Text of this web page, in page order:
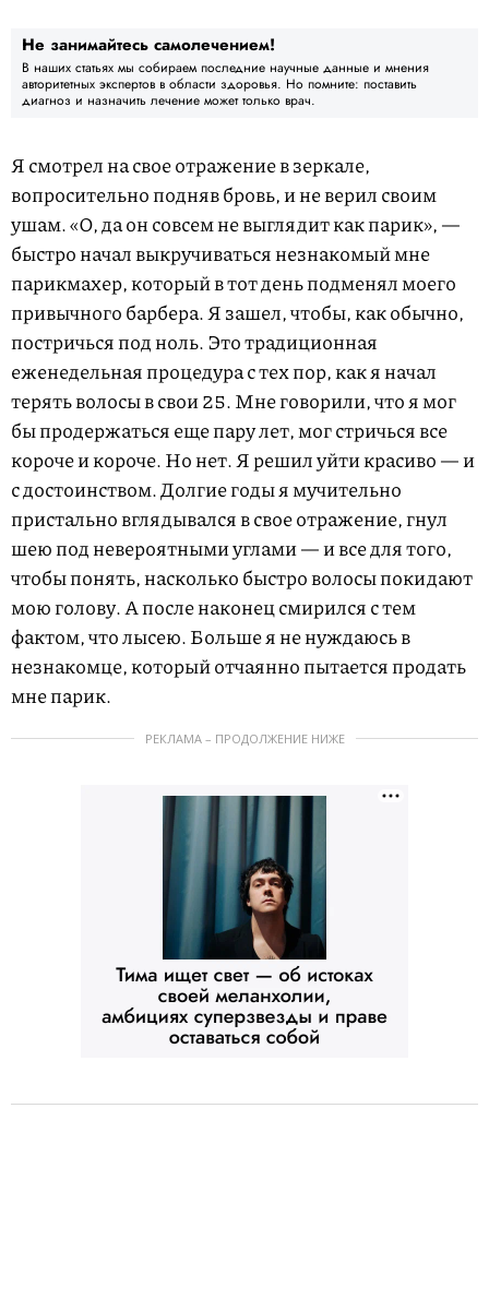
Не занимайтесь самолечением!
В наших статьях мы собираем последние научные данные и мнения
авторитетных экспертов в области здоровья. Но помните: поставить
диагноз и назначить лечение может только врач.
Я смотрел на свое отражение в зеркале,
вопросительно подняв бровь, и не верил своим
ушам. «О, да он совсем не выглядит как парик», —
быстро начал выкручиваться незнакомый мне
парикмахер, который в тот день подменял моего
привычного барбера. Я зашел, чтобы, как обычно,
постричься под ноль. Это традиционная
еженедельная процедура с тех пор, как я начал
терять волосы в свои 25. Мне говорили, что я мог
бы продержаться еще пару лет, мог стричься все
короче и короче. Но нет. Я решил уйти красиво — и
с достоинством. Долгие годы я мучительно
пристально вглядывался в свое отражение, гнул
шею под невероятными углами — и все для того,
чтобы понять, насколько быстро волосы покидают
мою голову. А после наконец смирился с тем
фактом, что лысею. Больше я не нуждаюсь в
незнакомце, который отчаянно пытается продать
мне парик.
РЕКЛАМА – ПРОДОЛЖЕНИЕ НИЖЕ